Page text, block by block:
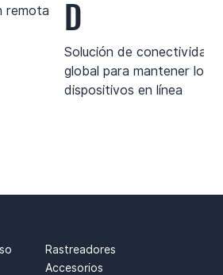
remota
D
Solución de conectividad
global para mantener los
dispositivos en línea
Rastreadores
Accesorios